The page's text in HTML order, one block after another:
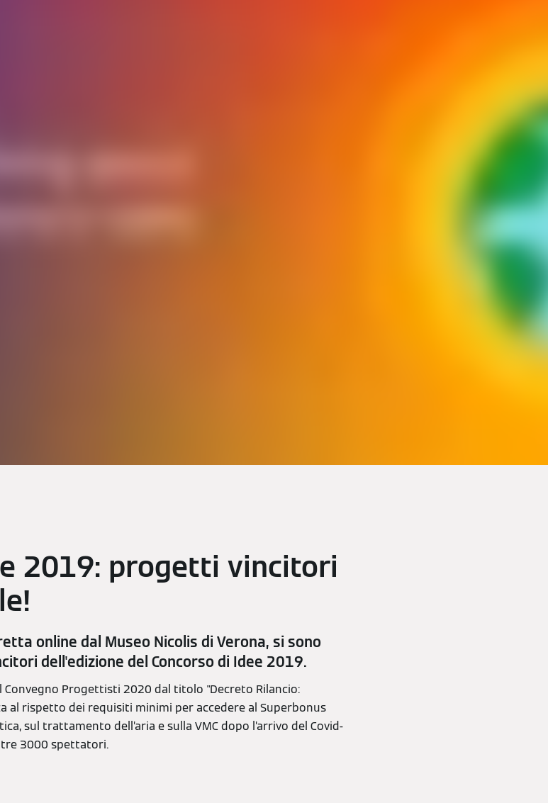
2019: progetti vincitori
online dal Museo Nicolis di Verona, si sono
dell'edizione del Concorso di Idee 2019.
Progettisti 2020 dal titolo "Decreto Rilancio:
al rispetto dei requisiti minimi per accedere al Superbonus
sul trattamento dell’aria e sulla VMC dopo l’arrivo del Covid-
3000 spettatori.